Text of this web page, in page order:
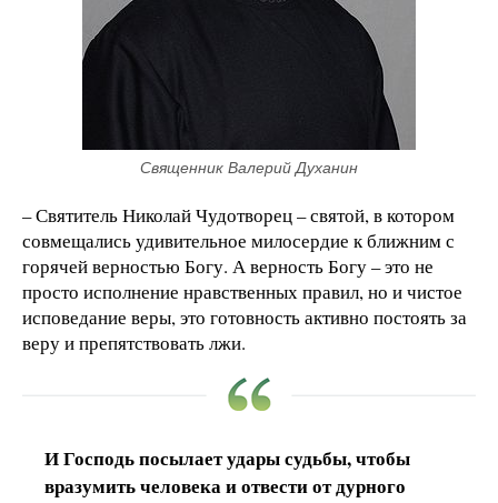
Священник Валерий Духанин
– Святитель Николай Чудотворец – святой, в котором
совмещались удивительное милосердие к ближним с
горячей верностью Богу. А верность Богу – это не
просто исполнение нравственных правил, но и чистое
исповедание веры, это готовность активно постоять за
веру и препятствовать лжи.
И Господь посылает удары судьбы, чтобы
вразумить человека и отвести от дурного